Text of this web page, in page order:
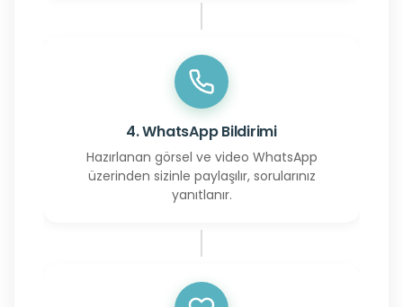
4. WhatsApp Bildirimi
Hazırlanan görsel ve video WhatsApp
üzerinden sizinle paylaşılır, sorularınız
yanıtlanır.